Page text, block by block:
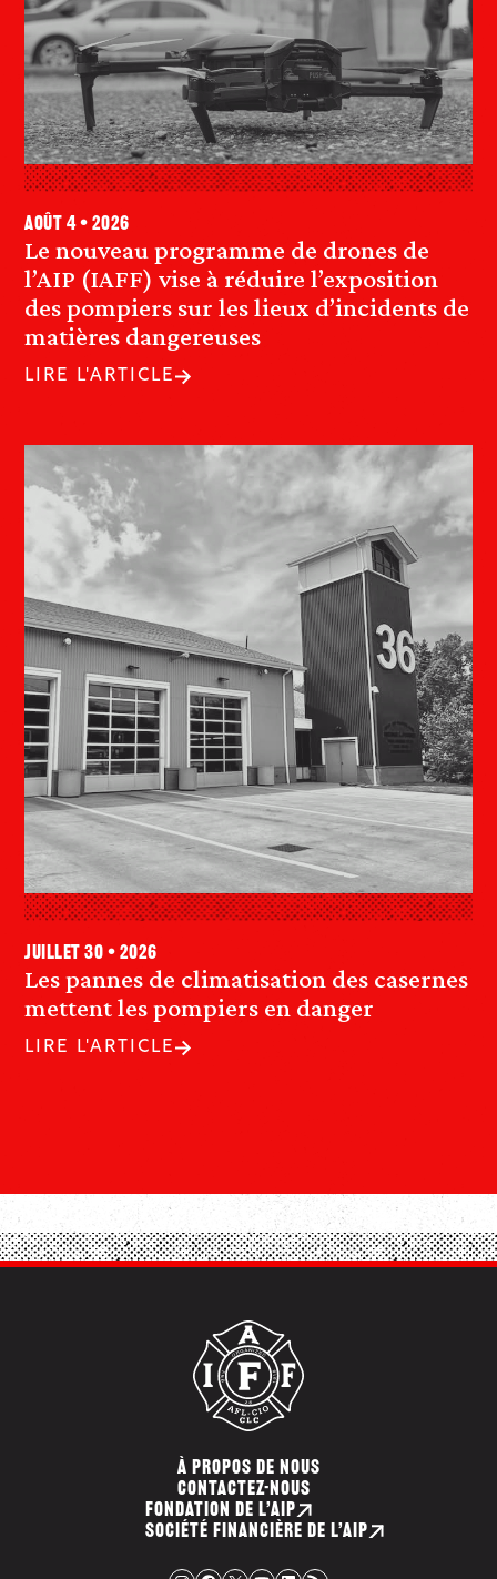
Le nouveau programme de drones de
l’AIP (IAFF) vise à réduire l’exposition
des pompiers sur les lieux d’incidents de
matières dangereuses
août 4 • 2026
LIRE L'ARTICLE
Les pannes de climatisation des casernes
mettent les pompiers en danger
juillet 30 • 2026
LIRE L'ARTICLE
À PROPOS DE NOUS
CONTACTEZ-NOUS
FONDATION DE L’AIP
SOCIÉTÉ FINANCIÈRE DE L’AIP